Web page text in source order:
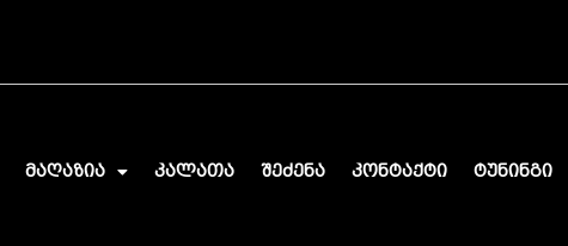
მაღაზია კალათა შეძენა კონტაქტი ტუნინგი